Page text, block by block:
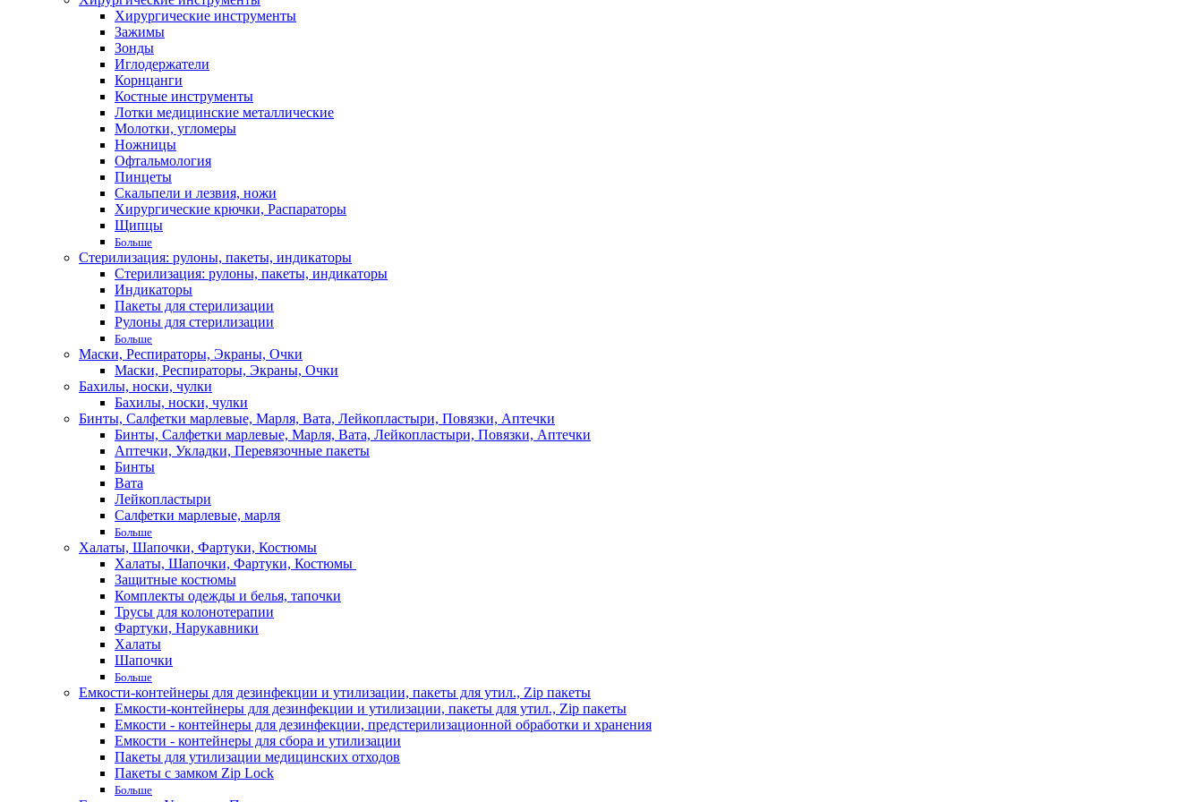
Хирургические инструменты
Зажимы
Зонды
Иглодержатели
Корнцанги
Костные инструменты
Лотки медицинские металлические
Молотки, угломеры
Ножницы
Офтальмология
Пинцеты
Скальпели и лезвия, ножи
Хирургические крючки, Распараторы
Щипцы
Больше
Стерилизация: рулоны, пакеты, индикаторы
Стерилизация: рулоны, пакеты, индикаторы
Индикаторы
Пакеты для стерилизации
Рулоны для стерилизации
Больше
Маски, Респираторы, Экраны, Очки
Маски, Респираторы, Экраны, Очки
Бахилы, носки, чулки
Бахилы, носки, чулки
Бинты, Салфетки марлевые, Марля, Вата, Лейкопластыри, Повязки, Аптечки
Бинты, Салфетки марлевые, Марля, Вата, Лейкопластыри, Повязки, Аптечки
Аптечки, Укладки, Перевязочные пакеты
Бинты
Вата
Лейкопластыри
Салфетки марлевые, марля
Больше
Халаты, Шапочки, Фартуки, Костюмы
Халаты, Шапочки, Фартуки, Костюмы
Защитные костюмы
Комплекты одежды и белья, тапочки
Трусы для колонотерапии
Фартуки, Нарукавники
Халаты
Шапочки
Больше
Емкости-контейнеры для дезинфекции и утилизации, пакеты для утил., Zip пакеты
Емкости-контейнеры для дезинфекции и утилизации, пакеты для утил., Zip пакеты
Емкости - контейнеры для дезинфекции, предстерилизационной обработки и хранения
Емкости - контейнеры для сбора и утилизации
Пакеты для утилизации медицинских отходов
Пакеты с замком Zip Lock
Больше